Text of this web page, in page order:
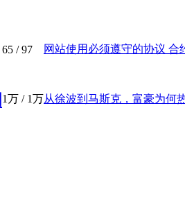
65 / 97 网站使用必须遵守的协议 合
1万 / 1万从徐波到马斯克，富豪为何